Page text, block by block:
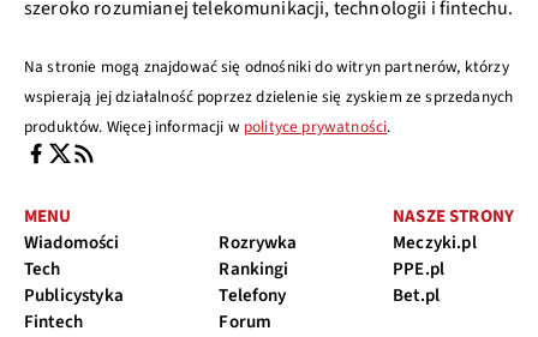
szeroko rozumianej telekomunikacji, technologii i fintechu.
Na stronie mogą znajdować się odnośniki do witryn partnerów, którzy
wspierają jej działalność poprzez dzielenie się zyskiem ze sprzedanych
produktów. Więcej informacji w polityce prywatności.
MENU
Wiadomości
Tech
Publicystyka
Fintech
Rozrywka
Rankingi
Telefony
Forum
NASZE STRONY
Meczyki.pl
PPE.pl
Bet.pl